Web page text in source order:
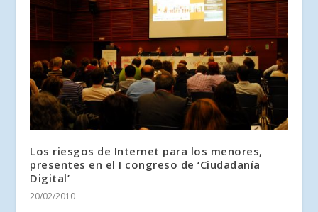
Los riesgos de Internet para los menores,
presentes en el I congreso de ‘Ciudadanía
Digital’
20/02/2010